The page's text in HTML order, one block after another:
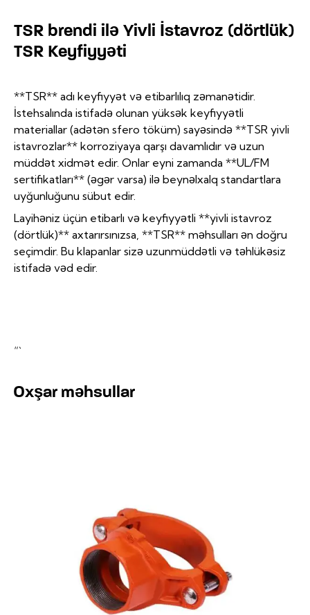
TSR brendi ilə Yivli İstavroz (dörtlük)
TSR Keyfiyyəti
**TSR** adı keyfiyyət və etibarlılıq zəmanətidir.
İstehsalında istifadə olunan yüksək keyfiyyətli
materiallar (adətən sfero töküm) sayəsində **TSR yivli
istavrozlar** korroziyaya qarşı davamlıdır və uzun
müddət xidmət edir. Onlar eyni zamanda **UL/FM
sertifikatları** (əgər varsa) ilə beynəlxalq standartlara
uyğunluğunu sübut edir.
Layihəniz üçün etibarlı və keyfiyyətli **yivli istavroz
(dörtlük)** axtarırsınızsa, **TSR** məhsulları ən doğru
seçimdir. Bu klapanlar sizə uzunmüddətli və təhlükəsiz
istifadə vəd edir.
“`
Oxşar məhsullar